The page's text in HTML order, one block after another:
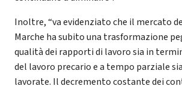
Inoltre, “va evidenziato che il mercato
Marche ha subito una trasformazione
qualità dei rapporti di lavoro sia in
del lavoro precario e a tempo parziale
lavorate. Il decremento costante dei